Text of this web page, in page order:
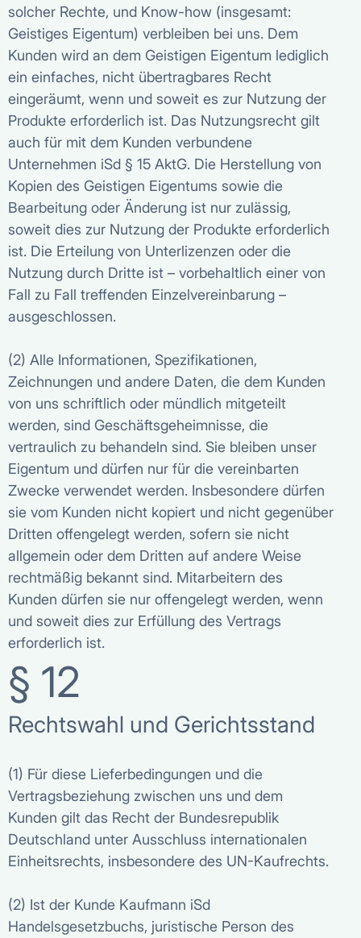
solcher Rechte, und Know-how (insgesamt:
Geistiges Eigentum) verbleiben bei uns. Dem
Kunden wird an dem Geistigen Eigentum lediglich
ein einfaches, nicht übertragbares Recht
eingeräumt, wenn und soweit es zur Nutzung der
Produkte erforderlich ist. Das Nutzungsrecht gilt
auch für mit dem Kunden verbundene
Unternehmen iSd § 15 AktG. Die Herstellung von
Kopien des Geistigen Eigentums sowie die
Bearbeitung oder Änderung ist nur zulässig,
soweit dies zur Nutzung der Produkte erforderlich
ist. Die Erteilung von Unterlizenzen oder die
Nutzung durch Dritte ist – vorbehaltlich einer von
Fall zu Fall treffenden Einzelvereinbarung –
ausgeschlossen.
(2) Alle Informationen, Spezifikationen,
Zeichnungen und andere Daten, die dem Kunden
von uns schriftlich oder mündlich mitgeteilt
werden, sind Geschäftsgeheimnisse, die
vertraulich zu behandeln sind. Sie bleiben unser
Eigentum und dürfen nur für die vereinbarten
Zwecke verwendet werden. Insbesondere dürfen
sie vom Kunden nicht kopiert und nicht gegenüber
Dritten offengelegt werden, sofern sie nicht
allgemein oder dem Dritten auf andere Weise
rechtmäßig bekannt sind. Mitarbeitern des
Kunden dürfen sie nur offengelegt werden, wenn
und soweit dies zur Erfüllung des Vertrags
erforderlich ist.
§ 12
Rechtswahl und Gerichtsstand
(1) Für diese Lieferbedingungen und die
Vertragsbeziehung zwischen uns und dem
Kunden gilt das Recht der Bundesrepublik
Deutschland unter Ausschluss internationalen
Einheitsrechts, insbesondere des UN-Kaufrechts.
(2) Ist der Kunde Kaufmann iSd
Handelsgesetzbuchs, juristische Person des